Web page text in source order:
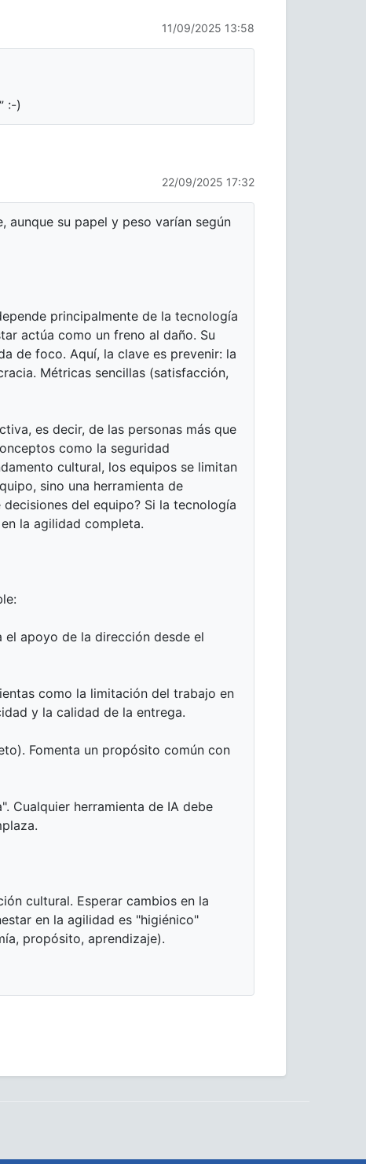
11/09/2025 13:58
:-)
22/09/2025 17:32
aunque su papel y peso varían según
principalmente de la tecnología
actúa como un freno al daño. Su
de foco. Aquí, la clave es prevenir: la
Métricas sencillas (satisfacción,
es decir, de las personas más que
como la seguridad
cultural, los equipos se limitan
sino una herramienta de
del equipo? Si la tecnología
la agilidad completa.
el apoyo de la dirección desde el
como la limitación del trabajo en
y la calidad de la entrega.
Fomenta un propósito común con
Cualquier herramienta de IA debe
cultural. Esperar cambios en la
en la agilidad es "higiénico"
propósito, aprendizaje).